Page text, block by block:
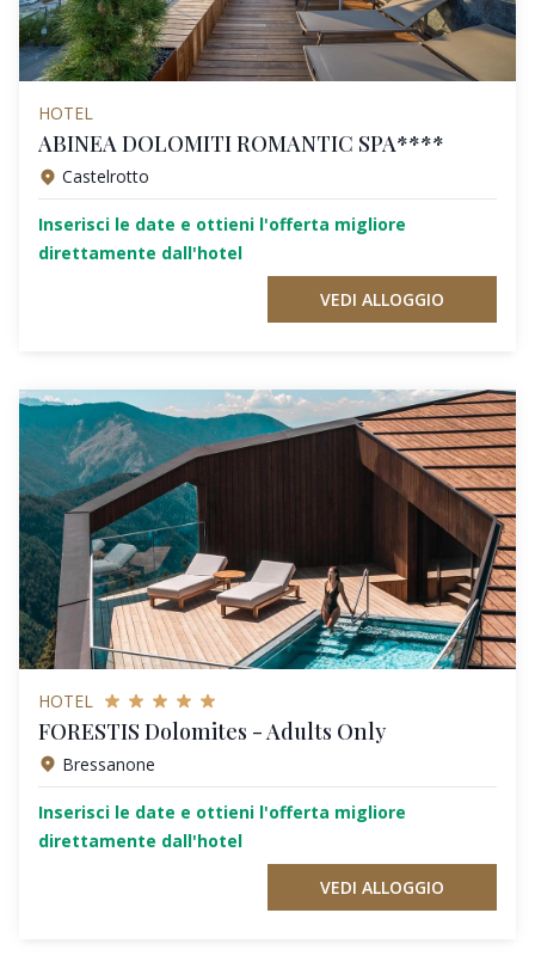
HOTEL
ABINEA DOLOMITI ROMANTIC SPA****
Castelrotto
Inserisci le date e ottieni l'offerta migliore
direttamente dall'hotel
VEDI ALLOGGIO
HOTEL
FORESTIS Dolomites - Adults Only
Bressanone
Inserisci le date e ottieni l'offerta migliore
direttamente dall'hotel
VEDI ALLOGGIO